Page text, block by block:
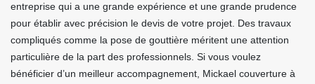
entreprise qui a une grande expérience et une grande prudence
pour établir avec précision le devis de votre projet. Des travaux
compliqués comme la pose de gouttière méritent une attention
particulière de la part des professionnels. Si vous voulez
bénéficier d’un meilleur accompagnement, Mickael couverture à